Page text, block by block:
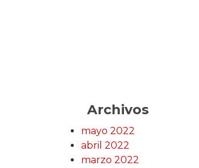
Archivos
mayo 2022
abril 2022
marzo 2022